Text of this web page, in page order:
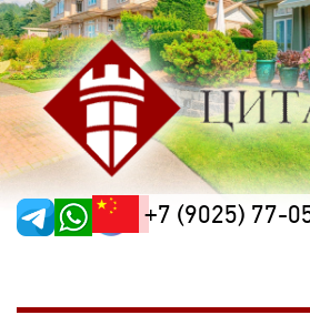
+7 (9025) 77-